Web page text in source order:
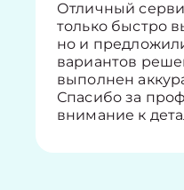
Отличный
только быстро
но и
вариантов
выполнен
Спасибо за
внимание к